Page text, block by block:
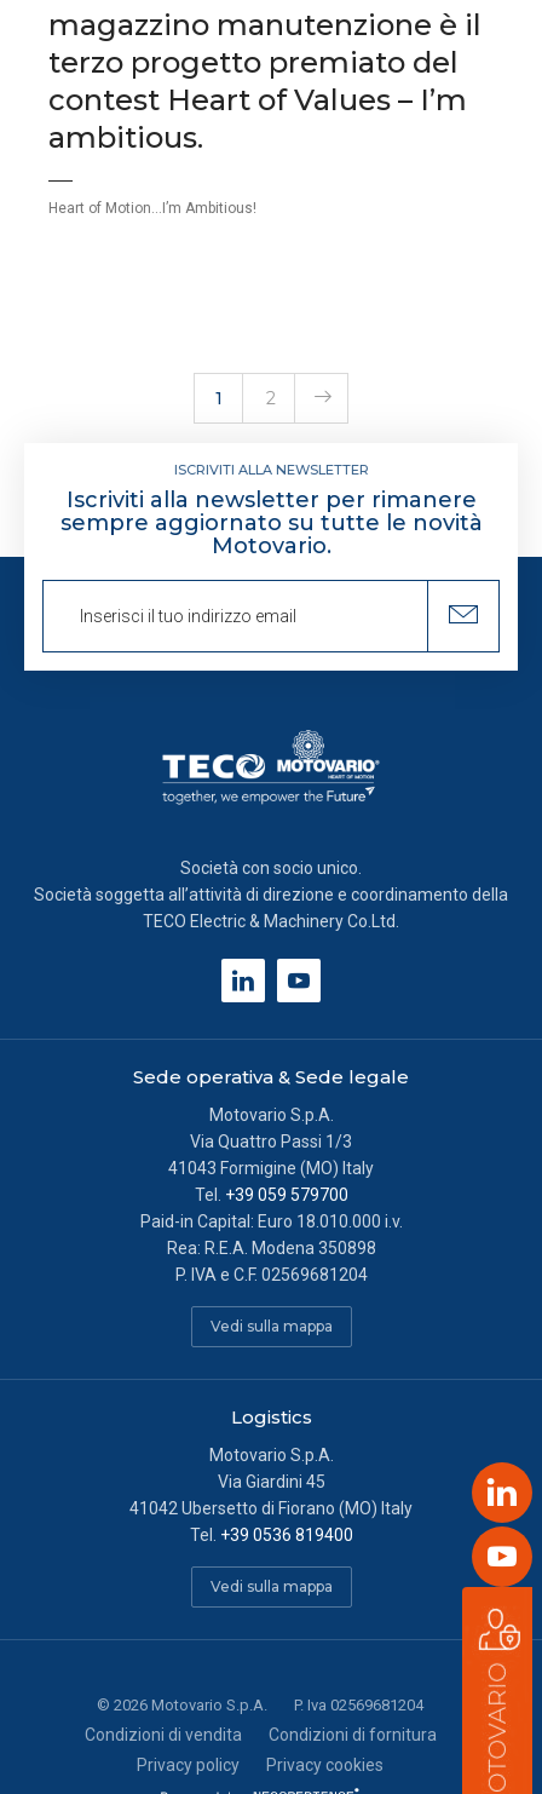
magazzino manutenzione è il
terzo progetto premiato del
contest Heart of Values – I’m
ambitious.
Heart of Motion…I’m Ambitious!
1 2
ISCRIVITI ALLA NEWSLETTER
Iscriviti alla newsletter per rimanere
sempre aggiornato su tutte le novità
Motovario.
Società con socio unico.
Società soggetta all’attività di direzione e coordinamento della
TECO Electric & Machinery Co.Ltd.
Sede operativa & Sede legale
Motovario S.p.A.
Via Quattro Passi 1/3
41043 Formigine (MO) Italy
Tel. +39 059 579700
Paid-in Capital: Euro 18.010.000 i.v.
Rea: R.E.A. Modena 350898
P. IVA e C.F. 02569681204
Vedi sulla mappa
Logistics
Motovario S.p.A.
Via Giardini 45
41042 Ubersetto di Fiorano (MO) Italy
Tel. +39 0536 819400
Vedi sulla mappa
©2026 Motovario S.p.A. P. Iva 02569681204
Condizioni di vendita
Condizioni di fornitura
Privacy policy
Privacy cookies